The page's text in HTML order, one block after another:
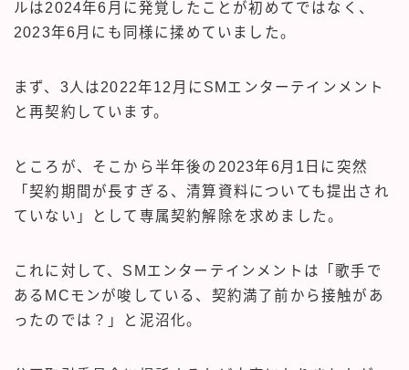
ルは2024年6月に発覚したことが初めてではなく、
2023年6月にも同様に揉めていました。
まず、3人は2022年12月にSMエンターテインメント
と再契約しています。
ところが、そこから半年後の2023年6月1日に突然
「契約期間が長すぎる、清算資料についても提出され
ていない」として専属契約解除を求めました。
これに対して、SMエンターテインメントは「歌手で
あるMCモンが唆している、契約満了前から接触があ
ったのでは？」と泥沼化。